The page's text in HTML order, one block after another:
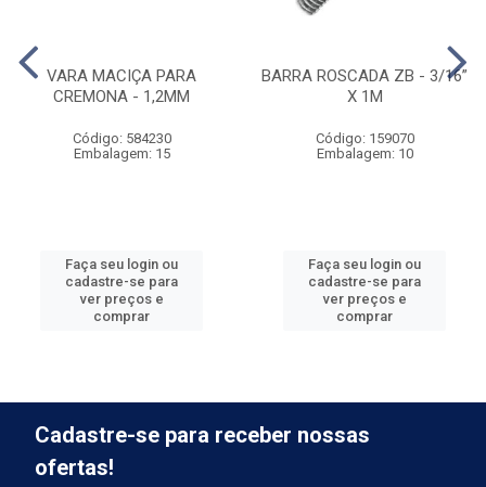
VARA MACIÇA PARA
CREMONA - 1,2MM
Código: 584230
Embalagem: 15
Faça seu login ou
cadastre-se para
ver preços e
comprar
BARRA ROSCADA ZB - 3/16”
X 1M
Código: 159070
Embalagem: 10
Faça seu login ou
cadastre-se para
ver preços e
comprar
Cadastre-se para receber nossas
ofertas!